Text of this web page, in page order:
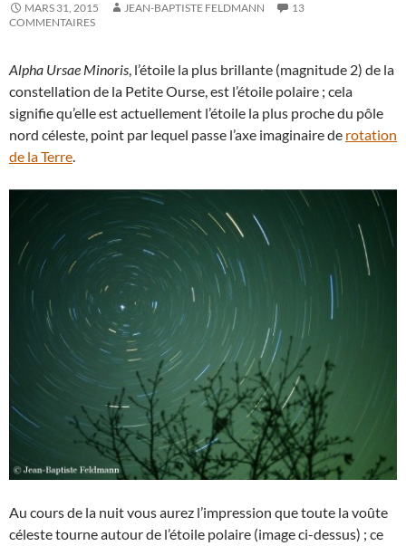
MARS 31, 2015 JEAN-BAPTISTE FELDMANN
13
COMMENTAIRES
Alpha Ursae Minoris, l’étoile la plus brillante (magnitude 2) de la
constellation de la Petite Ourse, est l’étoile polaire ; cela
signifie qu’elle est actuellement l’étoile la plus proche du pôle
nord céleste, point par lequel passe l’axe imaginaire de rotation
de la Terre.
Au cours de la nuit vous aurez l’impression que toute la voûte
céleste tourne autour de l’étoile polaire (image ci-dessus) ; ce